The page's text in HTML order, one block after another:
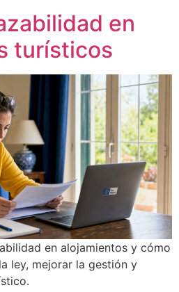
en
turísticos
en alojamientos y cómo
ley, mejorar la gestión y